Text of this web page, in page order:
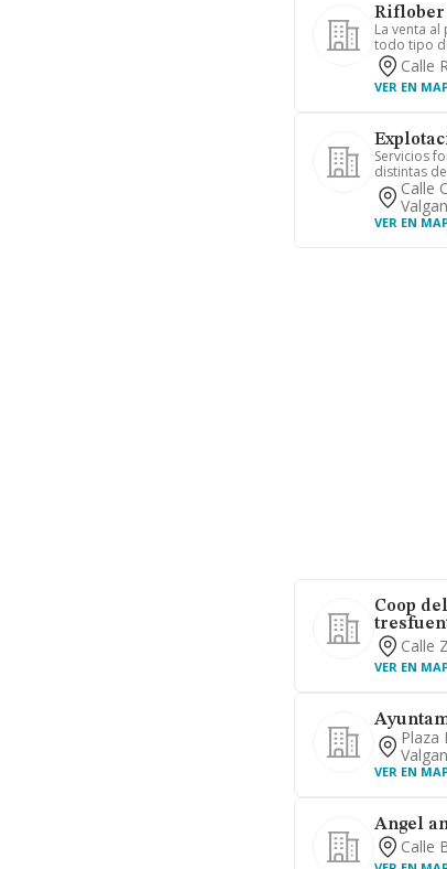
Riflober
La venta
todo tipo
Calle
VER EN
Servicios
distintas
Calle
VER EN
Coop
Calle
VER EN
Plaza
VER EN
Angel
Calle